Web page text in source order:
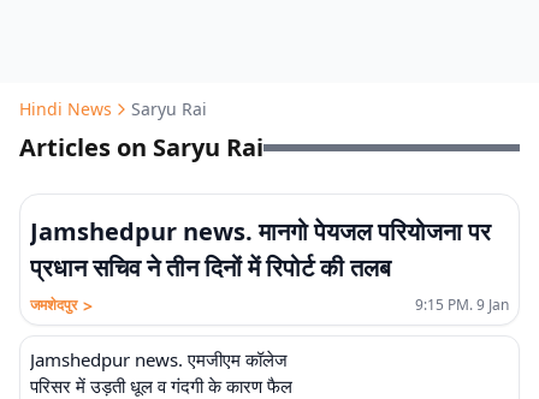
Hindi News Saryu Rai
Articles on Saryu Rai
Jamshedpur news. मानगो पेयजल परियोजना पर
प्रधान सचिव ने तीन दिनों में रिपोर्ट की तलब
जमशेदपुर > 9:15 PM. 9 Jan
Jamshedpur news. एमजीएम कॉलेज
परिसर में उड़ती धूल व गंदगी के कारण फैल